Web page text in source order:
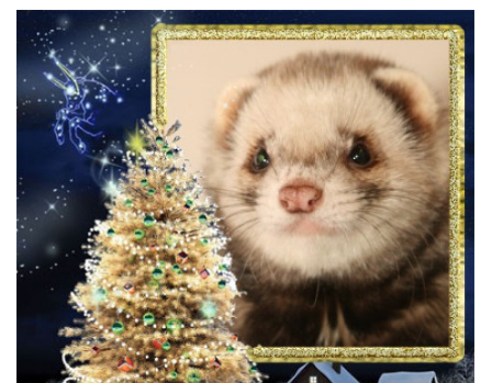
Fretky Boleslav, z.s.
Trnová 15
294 25 Katusice
602 692 130
info@fretkyboleslav.cz
© 2026 eStránky.cz |RSS|WebSlice |Tisk |Aktualizováno: 1. 8. 2026
Nahoru ↑